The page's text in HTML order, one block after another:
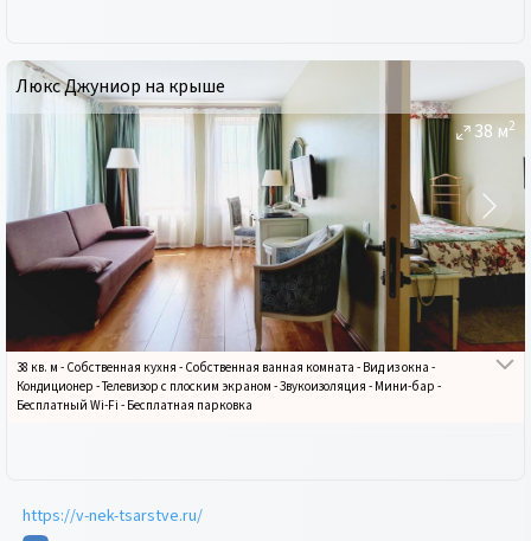
Люкс Джуниор на крыше
38 м2
38 кв. м - Собственная кухня - Собственная ванная комната - Вид из окна -
Кондиционер -Телевизор с плоским экраном -Звукоизоляция - Мини-бар -
Бесплатный Wi-Fi - Бесплатная парковка
https://v-nek-tsarstve.ru/